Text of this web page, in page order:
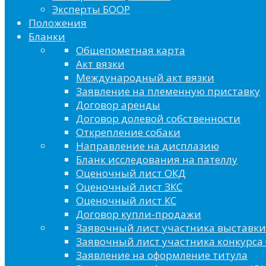
Эксперты БООР
Положения
Бланки
Общепометная карта
Акт вязки
Международный акт вязки
Заявление на племенную приставку
Договор аренды
Договор долевой собственности
Открепление собаки
Направление на дисплазию
Бланк исследования на пателлу
Оценочный лист ОКД
Оценочный лист ЗКС
Оценочный лист КС
Договор купли-продажи
Заявочный лист участника выставки
Заявочный лист участника конкурса
Заявление на оформление титула